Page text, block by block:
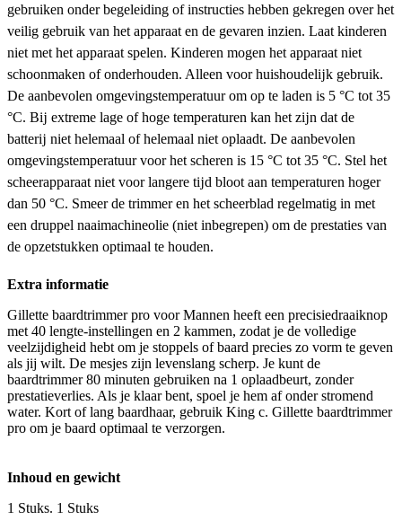
gebruiken onder begeleiding of instructies hebben gekregen over het
veilig gebruik van het apparaat en de gevaren inzien. Laat kinderen
niet met het apparaat spelen. Kinderen mogen het apparaat niet
schoonmaken of onderhouden. Alleen voor huishoudelĳk gebruik.
De aanbevolen omgevingstemperatuur om op te laden is 5 °C tot 35
°C. Bĳ extreme lage of hoge temperaturen kan het zĳn dat de
batterĳ niet helemaal of helemaal niet oplaadt. De aanbevolen
omgevingstemperatuur voor het scheren is 15 °C tot 35 °C. Stel het
scheerapparaat niet voor langere tĳd bloot aan temperaturen hoger
dan 50 °C. Smeer de trimmer en het scheerblad regelmatig in met
een druppel naaimachineolie (niet inbegrepen) om de prestaties van
de opzetstukken optimaal te houden.
Extra informatie
Gillette baardtrimmer pro voor Mannen heeft een precisiedraaiknop
met 40 lengte-instellingen en 2 kammen, zodat je de volledige
veelzijdigheid hebt om je stoppels of baard precies zo vorm te geven
als jij wilt. De mesjes zijn levenslang scherp. Je kunt de
baardtrimmer 80 minuten gebruiken na 1 oplaadbeurt, zonder
prestatieverlies. Als je klaar bent, spoel je hem af onder stromend
water. Kort of lang baardhaar, gebruik King c. Gillette baardtrimmer
pro om je baard optimaal te verzorgen.
Inhoud en gewicht
1 Stuks. 1 Stuks